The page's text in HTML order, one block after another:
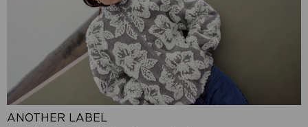
ANOTHER LABEL